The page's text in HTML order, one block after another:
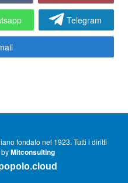
Telegram
fondato nel 1923. Tutti i diritti
Mitconsulting